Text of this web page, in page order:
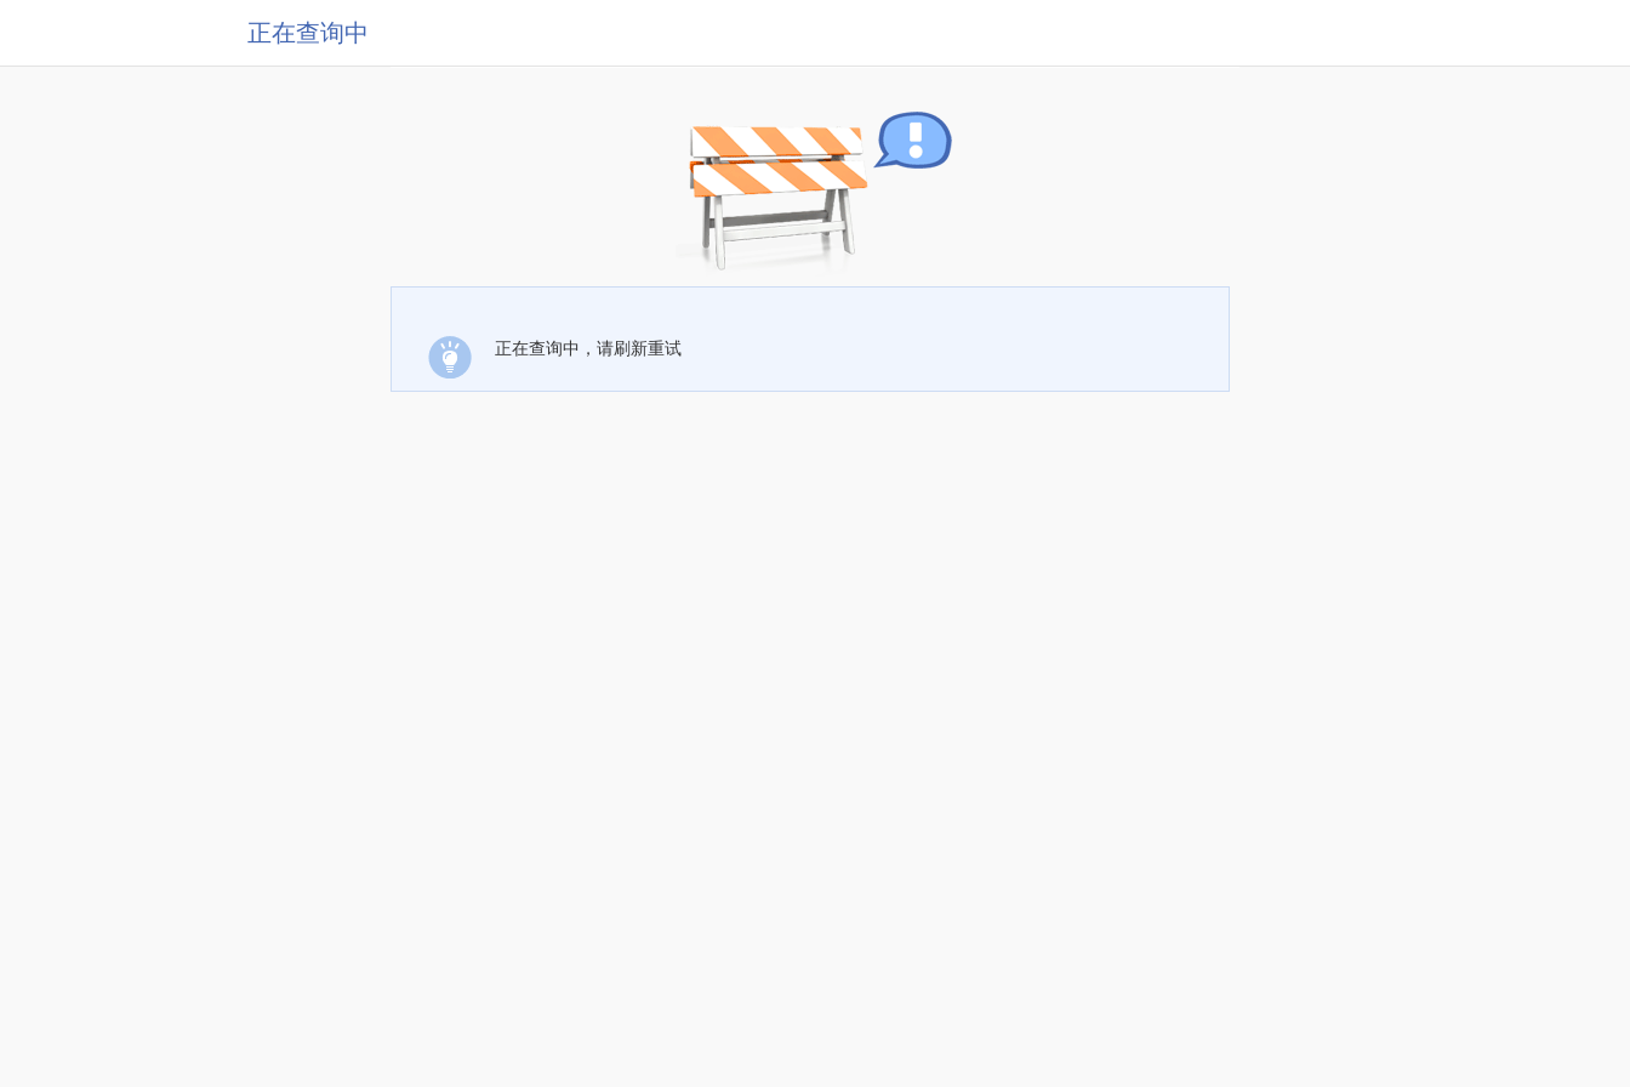
正在查询中
正在查询中，请刷新重试